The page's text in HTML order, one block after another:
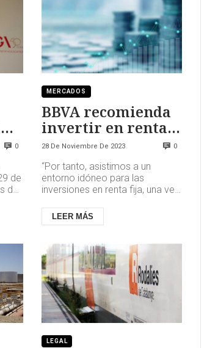
0
de
de
MERCADOS
BBVA recomienda
invertir en renta
fija
28 De Noviembre De 2023 0
“Por tanto, asistimos a un
entorno idóneo para las
inversiones en renta fija, una vez
de los tipos de interés ini...
LEER MÁS
LEGAL